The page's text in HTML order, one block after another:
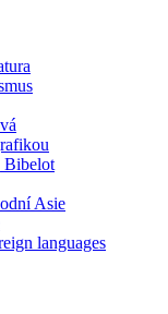
Asie
languages